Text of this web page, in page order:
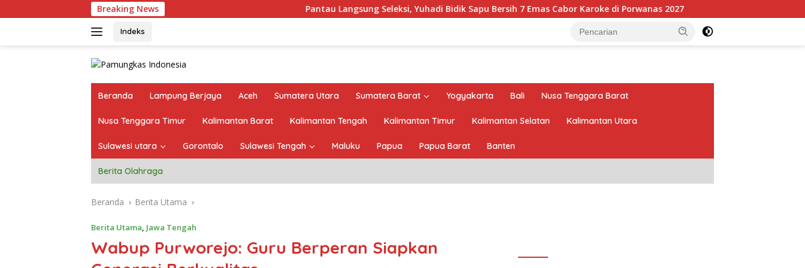
ke
Breaking News Pantau Langsung Seleksi, Yuhadi Bidik Sapu Bersih 7 Emas Cabor Karoke di Porwanas 2027 Pimpin HKTI Lampung, Mirza
Indeks
Beranda Lampung Berjaya Aceh Sumatera Utara Sumatera Barat Yogyakarta Bali Nusa Tenggara Barat
Nusa Tenggara Timur Kalimantan Barat Kalimantan Tengah Kalimantan Timur Kalimantan Selatan Kalimantan Utara
Sulawesi utara Gorontalo Sulawesi Tengah Maluku Papua Papua Barat Banten
Berita Olahraga
Beranda Berita Utama
Berita Utama, Jawa Tengah
Wabup Purworejo: Guru Berperan Siapkan